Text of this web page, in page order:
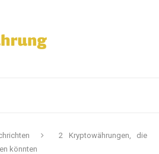
2 Kryptowährungen, die
könnten